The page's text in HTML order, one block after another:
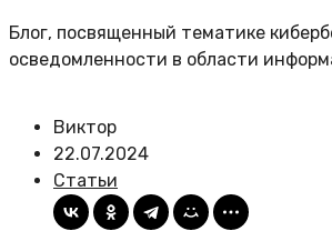
Блог, посвященный тематике
осведомленности в области
Виктор
22.07.2024
Статьи